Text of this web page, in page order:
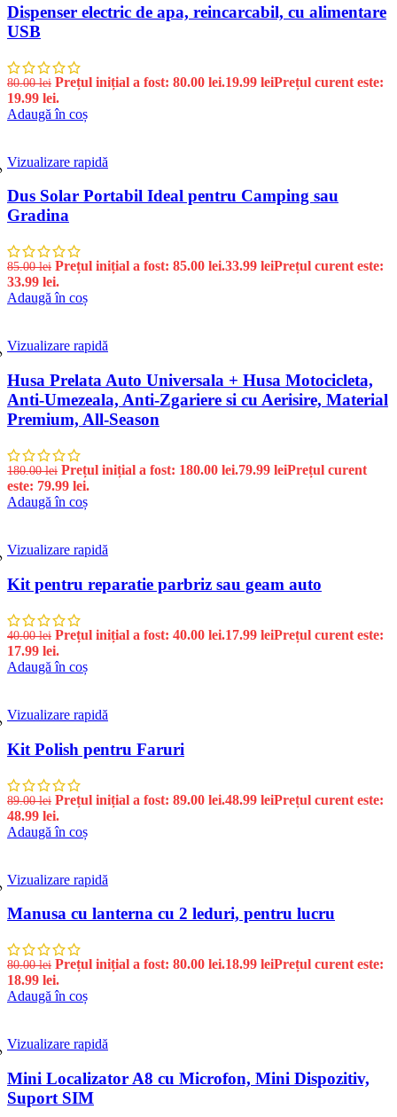
Dispenser electric de apa, reincarcabil, cu alimentare
USB
80.00lei Prețul inițial a fost: 80.00 lei.19.99 leiPrețul curent este:
19.99 lei.
Adaugă în coș
Vizualizare rapidă
Dus Solar Portabil Ideal pentru Camping sau
Gradina
85.00lei Prețul inițial a fost: 85.00 lei.33.99 leiPrețul curent este:
33.99 lei.
Adaugă în coș
Vizualizare rapidă
Husa Prelata Auto Universala + Husa Motocicleta,
Anti-Umezeala, Anti-Zgariere si cu Aerisire, Material
Premium, All-Season
180.00lei Prețul inițial a fost: 180.00 lei.79.99 leiPrețul curent
este: 79.99 lei.
Adaugă în coș
Vizualizare rapidă
Kit pentru reparatie parbriz sau geam auto
40.00lei Prețul inițial a fost: 40.00 lei.17.99 leiPrețul curent este:
17.99 lei.
Adaugă în coș
Vizualizare rapidă
Kit Polish pentru Faruri
89.00lei Prețul inițial a fost: 89.00 lei.48.99 leiPrețul curent este:
48.99 lei.
Adaugă în coș
Vizualizare rapidă
Manusa cu lanterna cu 2 leduri, pentru lucru
80.00lei Prețul inițial a fost: 80.00 lei.18.99 leiPrețul curent este:
18.99 lei.
Adaugă în coș
Vizualizare rapidă
Mini Localizator A8 cu Microfon, Mini Dispozitiv,
Suport SIM